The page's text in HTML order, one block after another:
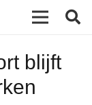
blijft